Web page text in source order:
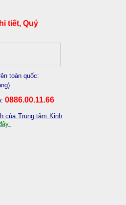
tiết, Quý
toàn quốc:
0886.00.11.66
của Trung tâm Kinh